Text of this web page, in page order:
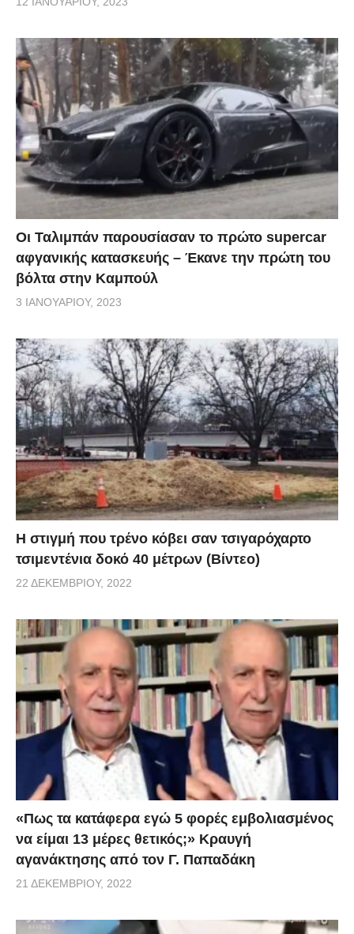
Τμήματος Διεθνούς Δικαίου του Πανεπιστημίου του
Μαρμαρά Καθηγητής Δρ. Σελαμί Κουράν, υποστήριξε
πως η Ελλάδα από τη δεκαετία του 1960 έχει
προχωρήσει στην παράνομη στρατικοποίηση 16
νησιών του Αιγαίου Πελάγους, κατά παράβαση των
Διεθνών Συνθηκών, επισημαίνοντας πως: «Εάν
παραβιαστεί αυτή η προϋπόθεση, ανοίγει το
ερώτημα για την εγκυρότητα αυτής της συνθήκης»
και πως η Τουρκία θα πρέπει να θέσει το θέμα στα
διεθνή φόρα.
Ο Κουράν, δήλωσε πως εάν η Τουρκία θεωρήσει πως
υπάρχει απειλή για την εθνική της ασφάλεια ή την
ανεξαρτησία των στρατιωτικών της κινήσεων στη
θάλασσα, μπορεί να επικαλεστεί το άρθρο 51 του
καταστατικού χάρτη του ΟΗΕ και να λάβει όλα εκείνα
τα αναγκαία στρατιωτικά μέτρα κατά της χώρας μας.
«Εάν αποτύχουν οι πολιτικές και διπλωματικές
πρωτοβουλίες, μπορεί η Τουρκία να λάβει τ’
απαραίτητα στρατιωτικά μέτρα βάσει του νόμιμου
αμυντικού δικαιώματος του άρθρου 51 του ΟΗΕ και
να εξουδετερώσει κάθε στρατιωτική παρουσία στα
via
Οι Ταλιμπάν παρουσίασαν το πρώτο supercar
αφγανικής κατασκευής – Έκανε την πρώτη του
βόλτα στην Καμπούλ
3 ΙΑΝΟΥΑΡΊΟΥ, 2023
H στιγμή που τρένο κόβει σαν τσιγαρόχαρτο
τσιμεντένια δοκό 40 μέτρων (Βίντεο)
22 ΔΕΚΕΜΒΡΊΟΥ, 2022
«Πως τα κατάφερα εγώ 5 φορές εμβoλιασμένος
να είμαι 13 μέρες θετικός;» Κραυγή
αγανάκτησης από τον Γ. Παπαδάκη
21 ΔΕΚΕΜΒΡΊΟΥ, 2022